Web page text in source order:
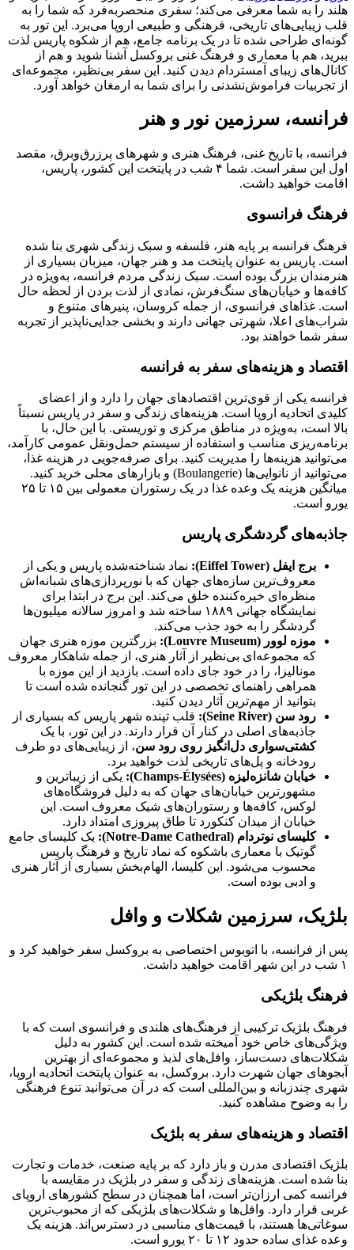
هلند را به شما معرفی می‌کند؛ سفری منحصربه‌فرد که شما را به
قلب زیبایی‌های تاریخی، فرهنگی و طبیعی اروپا می‌برد. این تور به
گونه‌ای طراحی شده تا در یک برنامه جامع، هم از شکوه پاریس لذت
ببرید، هم با معماری و فرهنگ غنی بروکسل آشنا شوید و هم از
کانال‌های زیبای آمستردام دیدن کنید. این سفر بی‌نظیر، مجموعه‌ای
از تجربیات فراموش‌نشدنی را برای شما به ارمغان خواهد آورد.
فرانسه، سرزمین نور و هنر
فرانسه، با تاریخ غنی، فرهنگ هنری و شهرهای پرزرق‌وبرق، مقصد
اول این سفر است. شما ۴ شب در پایتخت این کشور، پاریس،
اقامت خواهید داشت.
فرهنگ فرانسوی
فرهنگ فرانسه بر پایه هنر، فلسفه و سبک زندگی شهری بنا شده
است. پاریس به عنوان پایتخت مد و هنر جهان، میزبان بسیاری از
هنرمندان بزرگ بوده است. سبک زندگی مردم فرانسه، به‌ویژه در
کافه‌ها و خیابان‌های سنگ‌فرش، نمادی از لذت بردن از لحظه حال
است. غذاهای فرانسوی، از جمله کروسان، پنیرهای متنوع و
شراب‌های اعلا، شهرتی جهانی دارند و بخشی جدایی‌ناپذیر از تجربه
سفر شما خواهند بود.
اقتصاد و هزینه‌های سفر به فرانسه
فرانسه یکی از قوی‌ترین اقتصادهای جهان را دارد و از اعضای
کلیدی اتحادیه اروپا است. هزینه‌های زندگی و سفر در پاریس نسبتاً
بالا است، به‌ویژه در مناطق مرکزی و توریستی. با این حال، با
برنامه‌ریزی مناسب و استفاده از سیستم حمل‌ونقل عمومی کارآمد،
می‌توانید هزینه‌ها را مدیریت کنید. برای صرفه‌جویی در هزینه غذا،
می‌توانید از نانوایی‌ها (Boulangerie) و بازارهای محلی خرید کنید.
میانگین هزینه یک وعده غذا در یک رستوران معمولی بین ۱۵ تا ۲۵
یورو است.
جاذبه‌های گردشگری پاریس
برج ایفل (Eiffel Tower):
نماد شناخته‌شده پاریس و یکی از
معروف‌ترین سازه‌های جهان که با نورپردازی‌های شبانه‌اش
منظره‌ای خیره‌کننده خلق می‌کند. این برج در ابتدا برای
نمایشگاه جهانی ۱۸۸۹ ساخته شد و امروز سالانه میلیون‌ها
گردشگر را به خود جذب می‌کند.
موزه لوور (Louvre Museum):
بزرگترین موزه هنری جهان
که مجموعه‌ای بی‌نظیر از آثار هنری، از جمله شاهکار معروف
مونالیزا، را در خود جای داده است. بازدید از این موزه با
همراهی راهنمای تخصصی در این تور گنجانده شده است تا
بتوانید از مهم‌ترین آثار دیدن کنید.
رود سن (Seine River):
قلب تپنده شهر پاریس که بسیاری از
جاذبه‌های اصلی در کنار آن قرار دارند. در این تور، با یک
کشتی‌سواری دل‌انگیز روی رود سن، از زیبایی‌های دو طرف
رودخانه و پل‌های تاریخی لذت خواهید برد.
خیابان شانزه‌لیزه (Champs-Élysées):
یکی از زیباترین و
مشهورترین خیابان‌های جهان که به دلیل فروشگاه‌های
لوکس، کافه‌ها و رستوران‌های شیک معروف است. این
خیابان از میدان کنکورد تا طاق پیروزی امتداد دارد.
کلیسای نوتردام (Notre-Dame Cathedral):
یک کلیسای جامع
گوتیک با معماری باشکوه که نماد تاریخ و فرهنگ پاریس
محسوب می‌شود. این کلیسا، الهام‌بخش بسیاری از آثار هنری
و ادبی بوده است.
بلژیک، سرزمین شکلات و وافل
پس از فرانسه، با اتوبوس اختصاصی به بروکسل سفر خواهید کرد و
۱ شب در این شهر اقامت خواهید داشت.
فرهنگ بلژیکی
فرهنگ بلژیک ترکیبی از فرهنگ‌های هلندی و فرانسوی است که با
ویژگی‌های خاص خود آمیخته شده است. این کشور به دلیل
شکلات‌های دست‌ساز، وافل‌های لذیذ و مجموعه‌ای از بهترین
آبجوهای جهان شهرت دارد. بروکسل، به عنوان پایتخت اتحادیه اروپا،
شهری چندزبانه و بین‌المللی است که در آن می‌توانید تنوع فرهنگی
را به وضوح مشاهده کنید.
اقتصاد و هزینه‌های سفر به بلژیک
بلژیک اقتصادی مدرن و باز دارد که بر پایه صنعت، خدمات و تجارت
بنا شده است. هزینه‌های زندگی و سفر در بلژیک در مقایسه با
فرانسه کمی ارزان‌تر است، اما همچنان در سطح کشورهای اروپای
غربی قرار دارد. وافل‌ها و شکلات‌های بلژیکی که از محبوب‌ترین
سوغاتی‌ها هستند، با قیمت‌های مناسبی در دسترس‌اند. هزینه یک
وعده غذای ساده حدود ۱۲ تا ۲۰ یورو است.